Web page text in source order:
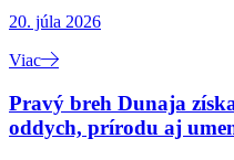
20. júla 2026
Viac
Pravý breh Dunaja
oddych, prírodu aj